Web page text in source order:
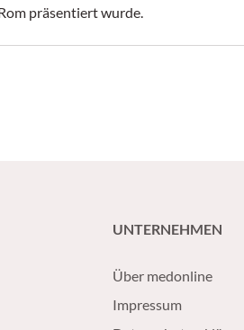
präsentiert wurde.
UNTERNEHMEN
Über medonline
Impressum